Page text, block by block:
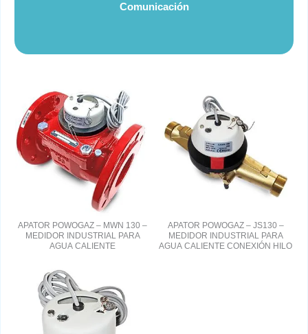
Comunicación
APATOR POWOGAZ – MWN 130 –
MEDIDOR INDUSTRIAL PARA
AGUA CALIENTE
APATOR POWOGAZ – JS130 –
MEDIDOR INDUSTRIAL PARA
AGUA CALIENTE CONEXIÓN HILO